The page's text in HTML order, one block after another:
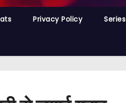
Privacy Policy Series